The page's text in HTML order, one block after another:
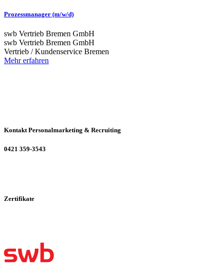
Prozessmanager (m/w/d)
swb Vertrieb Bremen GmbH
swb Vertrieb Bremen GmbH
Vertrieb / Kundenservice Bremen
Mehr erfahren
Kontakt Personalmarketing & Recruiting
0421 359-3543
Zertifikate